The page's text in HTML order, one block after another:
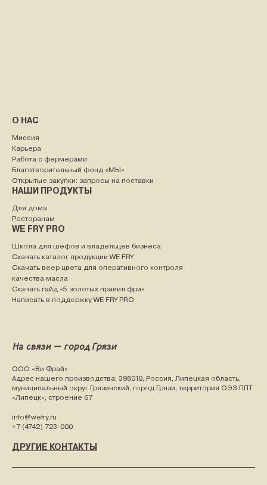
О НАС
Миссия
Карьера
Работа с фермерами
Благотворительный фонд «МЫ»
Открытые закупки: запросы на поставки
НАШИ ПРОДУКТЫ
Для дома
Ресторанам
WE FRY PRO
Школа для шефов и владельцев бизнеса
Скачать каталог продукции WE FRY
Скачать веер цвета для оперативного контроля
качества масла
Скачать гайд «5 золотых правил фри»
Написать в поддержку WE FRY PRO
На связи — город Грязи
ООО «Ви Фрай»
Адрес нашего производства: 398010, Россия, Липецкая область,
муниципальный округ Грязинский, город Грязи, территория ОЭЗ ППТ
«Липецк», строение 67
info@wefry.ru
+7 (4742) 723-000
ДРУГИЕ КОНТАКТЫ